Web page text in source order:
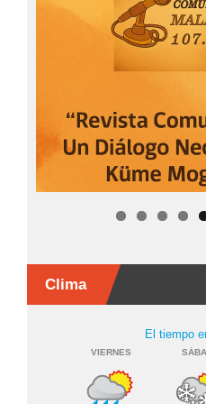
Clima